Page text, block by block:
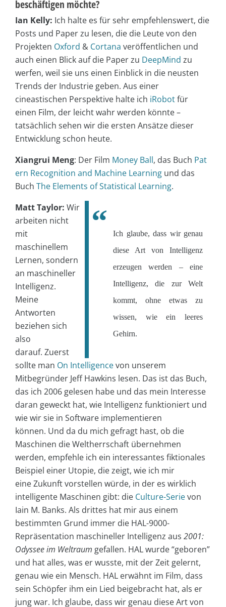
beschäftigen möchte?
Ian Kelly: Ich halte es für sehr empfehlenswert, die
Posts und Paper zu lesen, die die Leute von den
Projekten Oxford & Cortana veröffentlichen und
auch einen Blick auf die Paper zu DeepMind zu
werfen, weil sie uns einen Einblick in die neusten
Trends der Industrie geben. Aus einer
cineastischen Perspektive halte ich iRobotfür
einen Film, der leicht wahr werden könnte –
tatsächlich sehen wir die ersten Ansätze dieser
Entwicklung schon heute.
Xiangrui Meng: Der Film Money Ball, das Buch Pat
ern Recognition and Machine Learning und das
Buch The Elements of Statistical Learning.
Ich glaube, dass wir genau
diese Art von Intelligenz
erzeugen werden – eine
Intelligenz, die zur Welt
kommt, ohne etwas zu
wissen, wie ein leeres
Gehirn.
Matt Taylor: Wir
arbeiten nicht
mit
maschinellem
Lernen, sondern
an maschineller
Intelligenz.
Meine
Antworten
beziehen sich
also
darauf. Zuerst
sollte man On Intelligencevon unserem
Mitbegründer Jeff Hawkins lesen. Das ist das Buch,
das ich 2006 gelesen habe und das mein Interesse
daran geweckt hat, wie Intelligenz funktioniert und
wie wir sie in Software implementieren
können. Und da du mich gefragt hast, ob die
Maschinen die Weltherrschaft übernehmen
werden, empfehle ich ein interessantes fiktionales
Beispiel einer Utopie, die zeigt, wie ich mir
eine Zukunft vorstellen würde, in der es wirklich
intelligente Maschinen gibt: die Culture-Serievon
Iain M. Banks. Als drittes hat mir aus einem
bestimmten Grund immer die HAL-9000-
Repräsentation maschineller Intelligenz aus 2001:
Odyssee im Weltraum gefallen. HAL wurde “geboren”
und hat alles, was er wusste, mit der Zeit gelernt,
genau wie ein Mensch. HAL erwähnt im Film, dass
sein Schöpfer ihm ein Lied beigebracht hat, als er
jung war. Ich glaube, dass wir genau diese Art von